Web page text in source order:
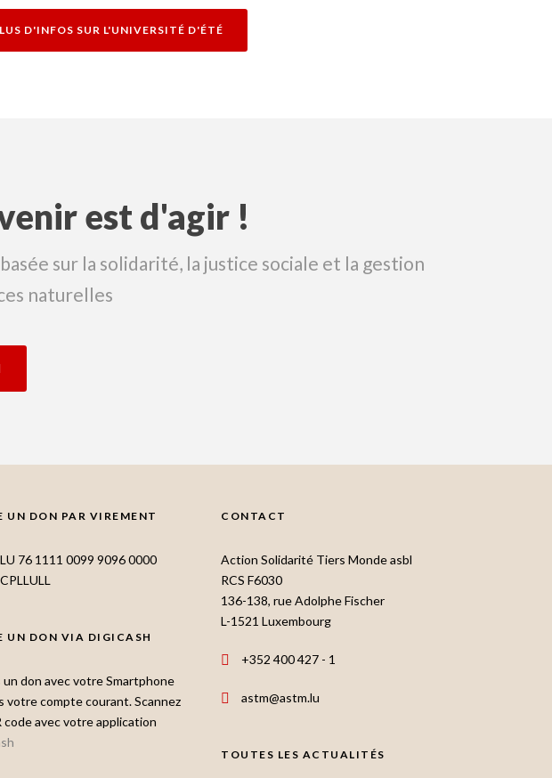
D'INFOS SUR L'UNIVERSITÉ D'ÉTÉ
est d'agir !
sur la solidarité, la justice sociale et la gestion
naturelles
UN DON PAR VIREMENT
76 1111 0099 9096 0000
UN DON VIA DIGICASH
un don avec votre Smartphone
votre compte courant. Scannez
code avec votre application
CONTACT
Action Solidarité Tiers Monde asbl
RCS F6030
136-138, rue Adolphe Fischer
L-1521 Luxembourg
+352 400 427 - 1
astm@astm.lu
TOUTES LES ACTUALITÉS